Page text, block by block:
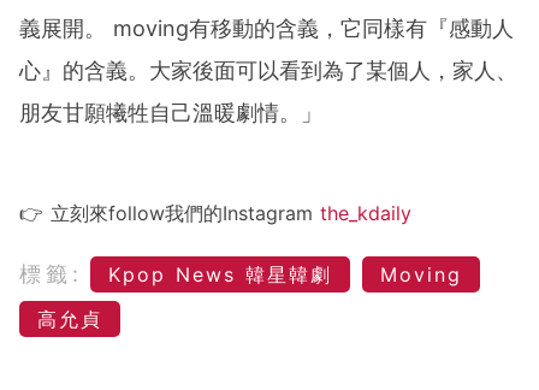
義展開。 moving有移動的含義，它同樣有『感動人
心』的含義。大家後面可以看到為了某個人，家人、
朋友甘願犧牲自己溫暖劇情。」
👉 立刻來follow我們的Instagram the_kdaily
標籤: Kpop News 韓星韓劇
Moving
高允貞